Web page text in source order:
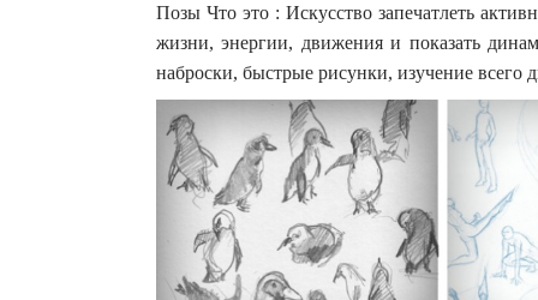
Позы Что это : Искусство запечатлеть
жизни, энергии, движения и показать
наброски, быстрые рисунки, изучение